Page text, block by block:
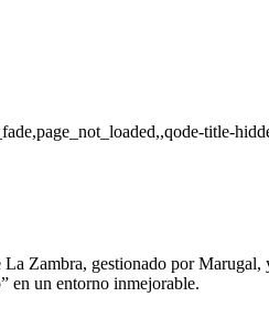
title-
Zambra, gestionado por Marugal,
en un entorno inmejorable.